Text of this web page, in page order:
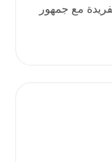
مع جمهور